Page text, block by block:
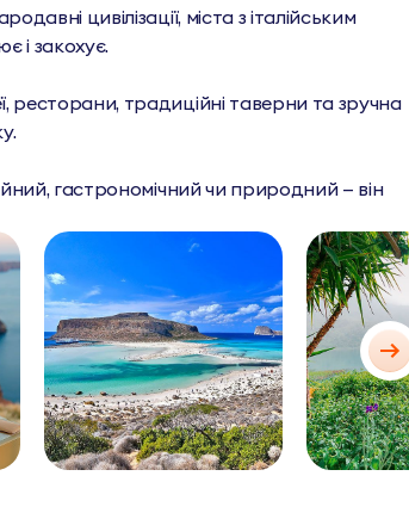
цивілізації, міста з італійським
і закохує.
ресторани, традиційні таверни та зручна
гастрономічний чи природний — він